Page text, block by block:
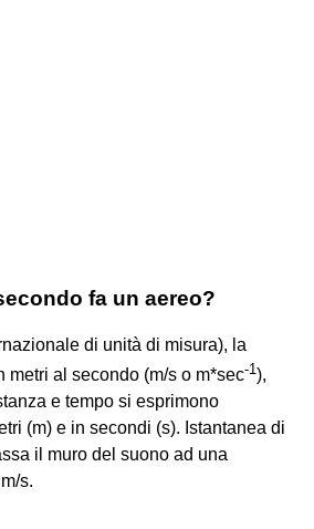
fa un aereo?
di unità di misura), la
metri al secondo (m/s o m*sec-1),
e tempo si esprimono
(m) e in secondi (s). Istantanea di
il muro del suono ad una
s.